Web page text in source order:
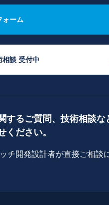
ォーム
相談 受付中
するご質問、技術相談な
ください。
チ開発設計者が直接ご相談